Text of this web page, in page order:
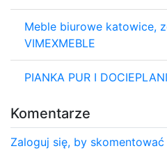
Meble biurowe katowice,
VIMEXMEBLE
PIANKA PUR I
Komentarze
Zaloguj się, by skomentować